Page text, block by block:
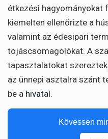
étkezési hagyományokat
kiemelten ellenőrizte a
valamint az édesipari
tojáscsomagolókat. A
tapasztalatokat
az ünnepi asztalra szánt
be a hivatal.
Kövessen